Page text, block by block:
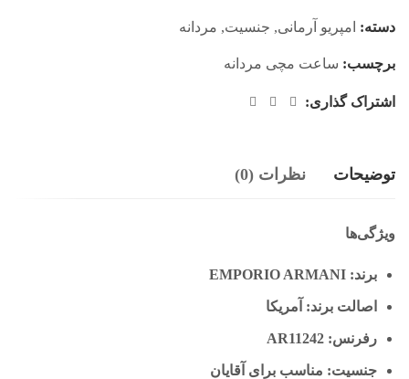
دسته: امپریو آرمانی, جنسیت, مردانه
برچسب: ساعت مچی مردانه
اشتراک گذاری:
توضیحات نظرات (0)
ویژگی‌ها
برند: EMPORIO ARMANI
اصالت برند: آمریکا
رفرنس: AR11242
جنسیت: مناسب برای آقایان